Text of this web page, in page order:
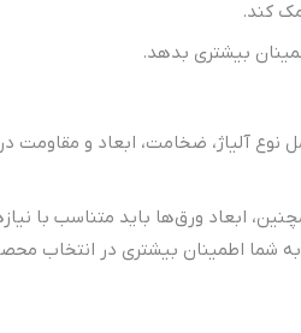
کند.
بیشتری بدهد.
آلیاژ، ضخامت، ابعاد و مقاومت
ابعاد ورق‌ها باید متناسب با
به شما اطمینان بیشتری در انتخاب